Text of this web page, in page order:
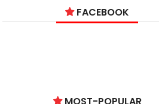
FACEBOOK